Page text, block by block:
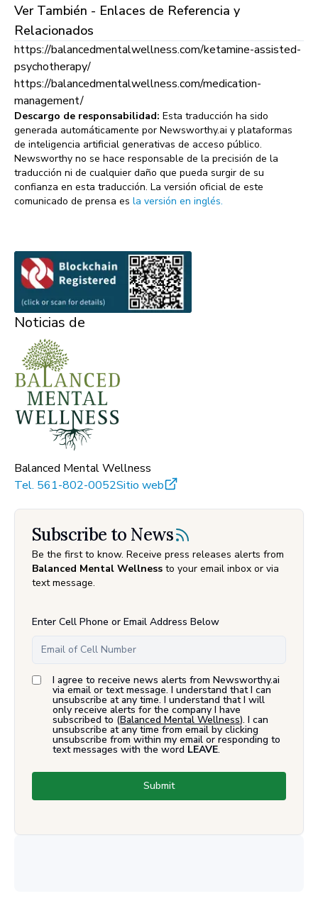
Ver También - Enlaces de Referencia y
Relacionados
https://balancedmentalwellness.com/ketamine-assisted-
psychotherapy/
https://balancedmentalwellness.com/medication-
management/
Descargo de responsabilidad: Esta traducción ha sido
generada automáticamente por Newsworthy.ai y plataformas
de inteligencia artificial generativas de acceso público.
Newsworthy no se hace responsable de la precisión de la
traducción ni de cualquier daño que pueda surgir de su
confianza en esta traducción. La versión oficial de este
comunicado de prensa es la versión en inglés.
Noticias de
Balanced Mental Wellness
Tel. 561-802-0052Sitio web
Subscribe to News
Be the first to know. Receive press releases alerts from
Balanced Mental Wellness to your email inbox or via
text message.
Enter Cell Phone or Email Address Below
I agree to receive news alerts from Newsworthy.ai
via email or text message. I understand that I can
unsubscribe at any time. I understand that I will
only receive alerts for the company I have
subscribed to (Balanced Mental Wellness). I can
unsubscribe at any time from email by clicking
unsubscribe from within my email or responding to
text messages with the word LEAVE.
Submit